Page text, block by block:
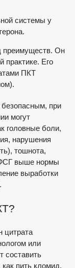
системы у
преимуществ. Он
практике. Его
ПКТ
безопасным, при
могут
головные боли,
нарушения
тошнота,
выше нормы
выработки
цитрата
или
составить
пить кломид,